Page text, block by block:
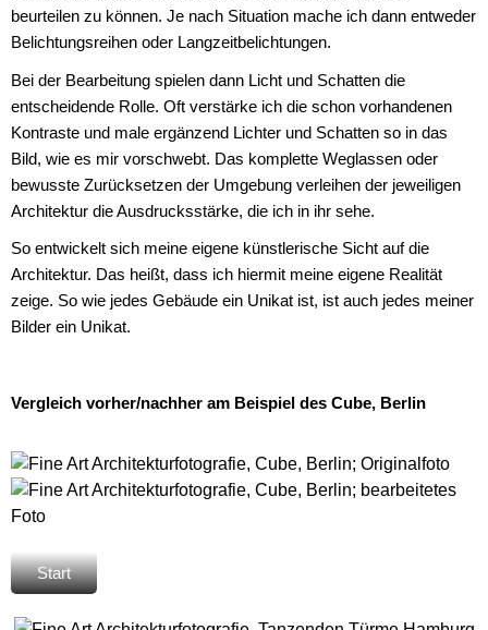
beurteilen zu können. Je nach Situation mache ich dann entweder
Belichtungsreihen oder Langzeitbelichtungen.
Bei der Bearbeitung spielen dann Licht und Schatten die
entscheidende Rolle. Oft verstärke ich die schon vorhandenen
Kontraste und male ergänzend Lichter und Schatten so in das
Bild, wie es mir vorschwebt. Das komplette Weglassen oder
bewusste Zurücksetzen der Umgebung verleihen der jeweiligen
Architektur die Ausdrucksstärke, die ich in ihr sehe.
So entwickelt sich meine eigene künstlerische Sicht auf die
Architektur. Das heißt, dass ich hiermit meine eigene Realität
zeige. So wie jedes Gebäude ein Unikat ist, ist auch jedes meiner
Bilder ein Unikat.
Vergleich vorher/nachher am Beispiel des Cube, Berlin
Start